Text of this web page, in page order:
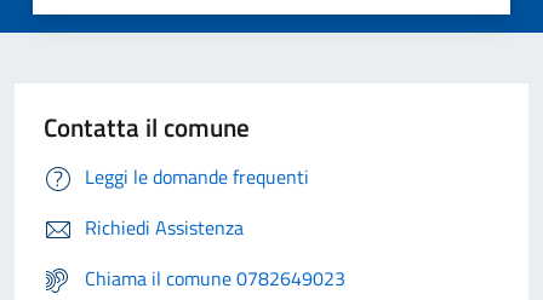
Contatta il comune
Leggi le domande frequenti
Richiedi Assistenza
Chiama il comune 0782649023